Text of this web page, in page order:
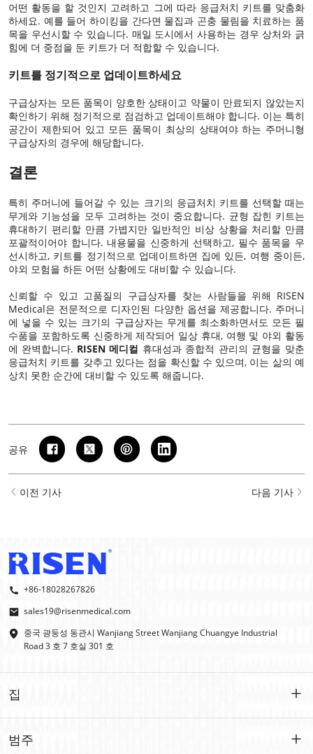
어떤 활동을 할 것인지 고려하고 그에 따라 응급처치 키트를 맞춤화
하세요. 예를 들어 하이킹을 간다면 물집과 곤충 물림을 치료하는 품
목을 우선시할 수 있습니다. 매일 도시에서 사용하는 경우 상처와 긁
힘에 더 중점을 둔 키트가 더 적합할 수 있습니다.
키트를 정기적으로 업데이트하세요
구급상자는 모든 품목이 양호한 상태이고 약물이 만료되지 않았는지
확인하기 위해 정기적으로 점검하고 업데이트해야 합니다. 이는 특히
공간이 제한되어 있고 모든 품목이 최상의 상태여야 하는 주머니형
구급상자의 경우에 해당합니다.
결론
특히 주머니에 들어갈 수 있는 크기의 응급처치 키트를 선택할 때는
무게와 기능성을 모두 고려하는 것이 중요합니다. 균형 잡힌 키트는
휴대하기 편리할 만큼 가볍지만 일반적인 비상 상황을 처리할 만큼
포괄적이어야 합니다. 내용물을 신중하게 선택하고, 필수 품목을 우
선시하고, 키트를 정기적으로 업데이트하면 집에 있든, 여행 중이든,
야외 모험을 하든 어떤 상황에도 대비할 수 있습니다.
신뢰할 수 있고 고품질의 구급상자를 찾는 사람들을 위해 RISEN
Medical은 전문적으로 디자인된 다양한 옵션을 제공합니다. 주머니
에 넣을 수 있는 크기의 구급상자는 무게를 최소화하면서도 모든 필
수품을 포함하도록 신중하게 제작되어 일상 휴대, 여행 및 야외 활동
에 완벽합니다. RISEN 메디컬 휴대성과 종합적 관리의 균형을 맞춘
응급처치 키트를 갖추고 있다는 점을 확신할 수 있으며, 이는 삶의 예
상치 못한 순간에 대비할 수 있도록 해줍니다.
공유
이전 기사 다음 기사
+86-18028267826
sales19@risenmedical.com
중국 광둥성 동관시 Wanjiang Street Wanjiang Chuangye Industrial
Road 3 호 7 호실 301 호
집
집
범주